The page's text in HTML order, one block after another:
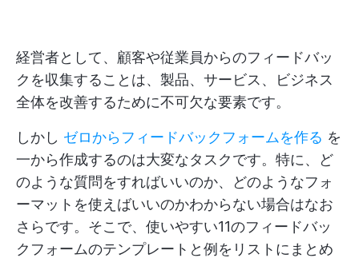
経営者として、顧客や従業員からのフィードバッ
クを収集することは、製品、サービス、ビジネス
全体を改善するために不可欠な要素です。
しかし ゼロからフィードバックフォームを作る を
一から作成するのは大変なタスクです。特に、ど
のような質問をすればいいのか、どのようなフォ
ーマットを使えばいいのかわからない場合はなお
さらです。そこで、使いやすい11のフィードバッ
クフォームのテンプレートと例をリストにまとめ